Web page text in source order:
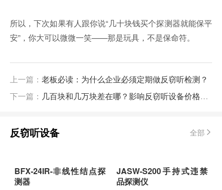
所以，下次如果有人跟你说“几十块钱买个探测器就能保平
安”，你大可以微微一笑——那是玩具，不是保命符。
上一篇： 老板必读：为什么企业必须定期做反窃听检测？
下一篇： 几百块和几万块差在哪？影响反窃听设备价格的因素有哪些
反窃听设备 全部
BFX-24IR-非线性结点探
测器
JASW-S200手持式违禁
品探测仪